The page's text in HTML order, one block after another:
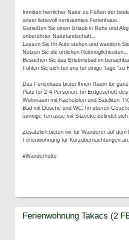
Inmitten herrlicher Natur zu Füßen der
unser liebevoll verträumtes Ferienhaus.
Genießen Sie einen Urlaub in Ruhe und
unberührter Naturlandschaft...
Lassen Sie Ihr Auto stehen und wandern
Nutzen Sie die örtlichen Reitmöglichkeiten...
Besuchen Sie das Erlebnisbad im
Fühlen Sie sich bei uns für einige Tage "zu
Das Ferienhaus bietet Ihnen Raum für
Platz für 2-4 Personen. Im Erdgeschoß
Wohnraum mit Kachelofen und Satelliten-
Bad mit Dusche und WC. Im oberen
sonnige Terrasse mit Sitzecke befindet
Zusätzlich bieten wir für Wanderer auf dem
Ferienwohnung für Kurzübernachtungen an.
#Wanderhütte
Ferienwohnung Takacs (2